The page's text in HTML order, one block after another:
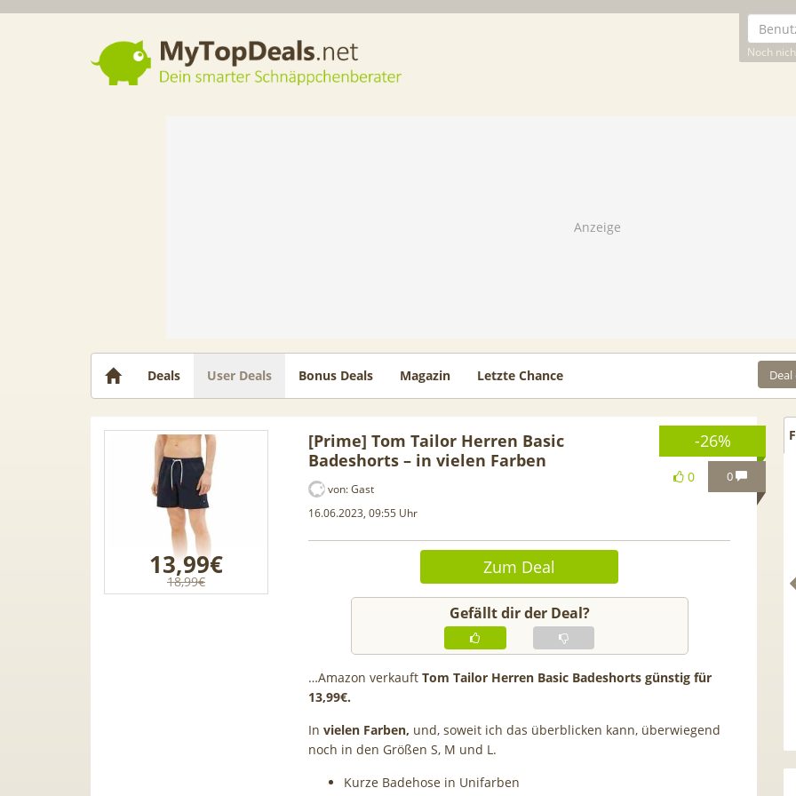
Noch
Dein smarter Schnäppchenberater
Deals User Deals Bonus Deals Magazin Letzte Chance
-26%
0
0
13,99€
18,99€
[Prime] Tom Tailor Herren Basic
Badeshorts – in vielen Farben
von:Gast
16.06.2023, 09:55 Uhr
Zum Deal
Gefällt dir der Deal?
…Amazon verkauft Tom Tailor Herren Basic Badeshorts günstig für
13,99€.
In vielen Farben, und, soweit ich das überblicken kann, überwiegend
noch in den Größen S, M und L.
Kurze Badehose in Unifarben
📱 Apple iPhone 17 (256GB) für
199€ + 70GB Vodafone 5G für
34,99€ mtl. (+ 100€ Bonus) |
Galaxy S26 (256GB) für 169€ +
50GB 5G Otelo Vodafone Allnet
Vodafone Allnet für 7,99€
| 0,00€